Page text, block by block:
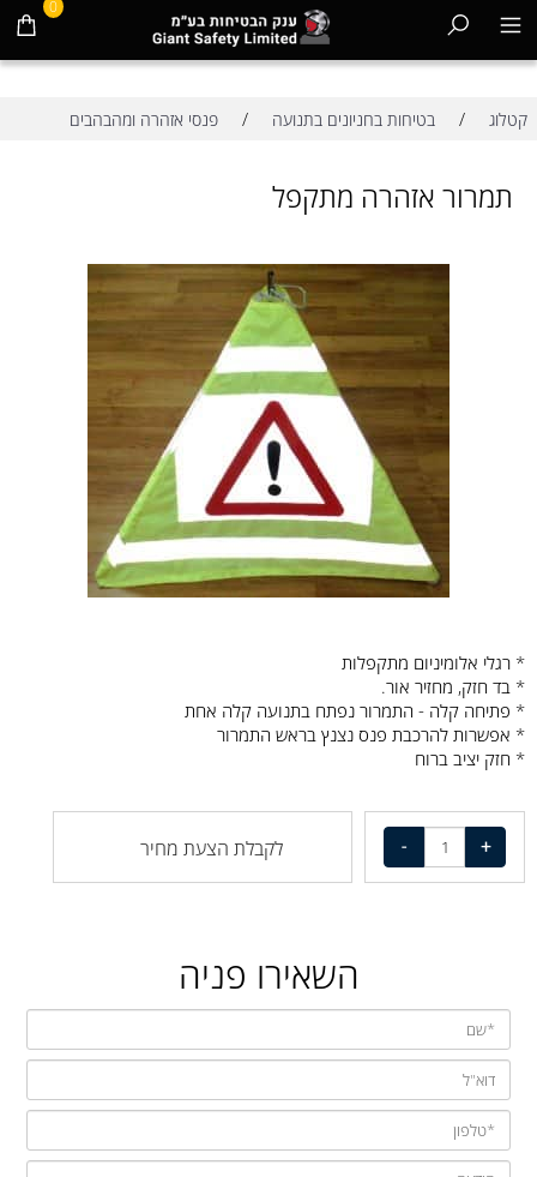
0
קטלוג / בטיחות בחניונים בתנועה / פנסי אזהרה ומהבהבים
תמרור אזהרה מתקפל
* רגלי אלומיניום מתקפלות
* בד חזק, מחזיר אור.
* פתיחה קלה - התמרור נפתח בתנועה קלה אחת
* אפשרות להרכבת פנס נצנץ בראש התמרור
* חזק יציב ברוח
לקבלת הצעת מחיר
השאירו פניה